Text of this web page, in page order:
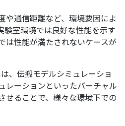
や通信距離など、環境要因によ
験室環境では良好な性能を示す
は性能が満たされないケースが
、伝搬モデルシミュレーショ
レーションといったバーチャル
せることで、様々な環境下での